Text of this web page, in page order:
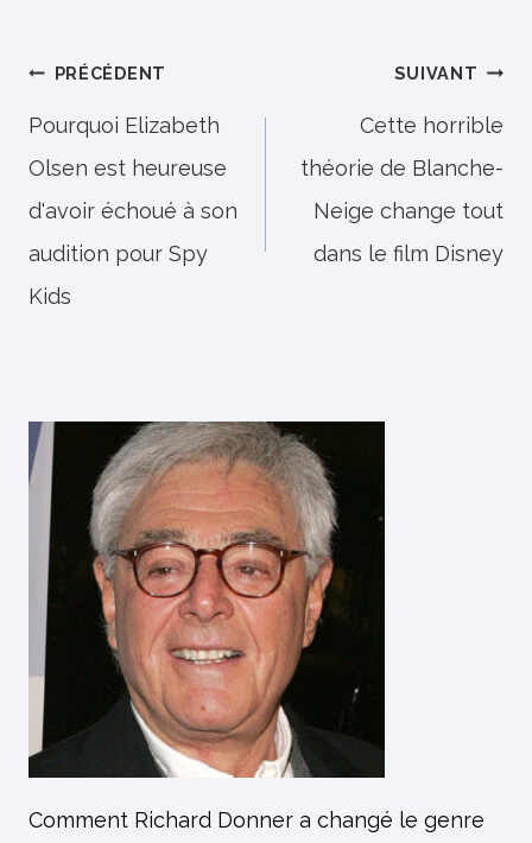
Navigation
de
l’article
PRÉCÉDENT
Pourquoi Elizabeth
Olsen est heureuse
d'avoir échoué à son
audition pour Spy
Kids
SUIVANT
Cette horrible
théorie de Blanche-
Neige change tout
dans le film Disney
Comment Richard Donner a changé le genre